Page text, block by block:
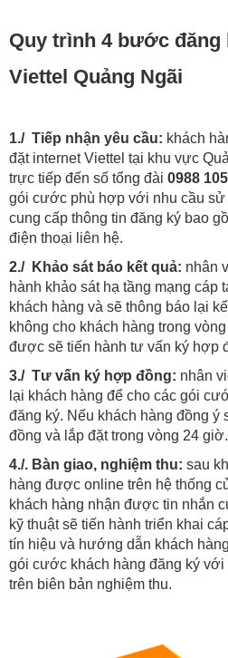
Quy trình 4 bước đăng
Viettel Quảng Ngãi
1./ Tiếp nhận yêu cầu: khách
đặt internet Viettel tại khu vực
trực tiếp đến số tổng đài 0988
gói cước phù hợp với nhu cầu sử
cung cấp thông tin đăng ký bao
điện thoại liên hệ.
2./ Khảo sát báo kết quả: nhân
hành khảo sát hạ tầng mạng cáp
khách hàng và sẽ thông báo lại
không cho khách hàng trong
được sẽ tiến hành tư vấn ký hợp
3./ Tư vấn ký hợp đồng: nhân
lại khách hàng để cho các gói
đăng ký. Nếu khách hàng đồng ý
đồng và lắp đặt trong vòng 24 giờ.
4./. Bàn giao, nghiệm thu: sau
hàng được online trên hệ thống
khách hàng nhận được tin nhắn
kỹ thuật sẽ tiến hành triển khai
tín hiệu và hướng dẫn khách
gói cước khách hàng đăng ký
trên biên bản nghiệm thu.